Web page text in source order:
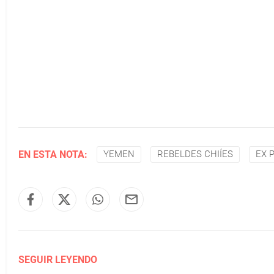
EN ESTA NOTA: YEMEN REBELDES CHIÍES EX
SEGUIR LEYENDO